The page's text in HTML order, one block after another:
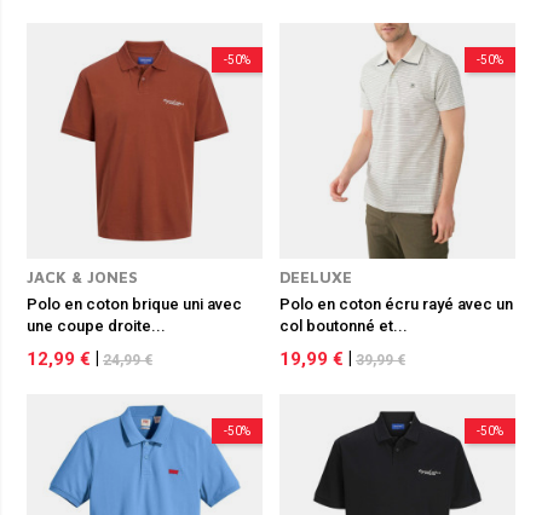
-50%
JACK & JONES
Polo en coton brique uni avec
une coupe droite...
12,99 € 24,99 €
-50%
DEELUXE
Polo en coton écru rayé avec un
col boutonné et...
19,99 € 39,99 €
-50% -50%